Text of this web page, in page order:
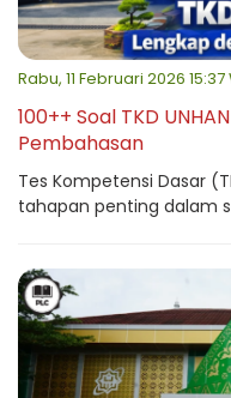
Rabu, 11 Februari 2026 15:37
100++ Soal TKD
Pembahasan
Tes Kompetensi Dasar
tahapan penting dalam